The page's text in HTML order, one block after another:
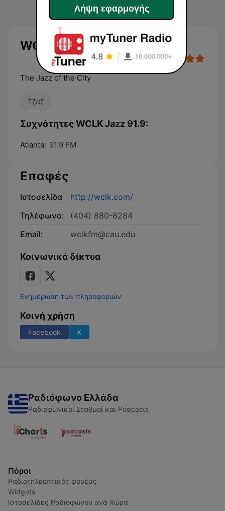
WCLK Jazz 91.9
The Jazz of the City
Τζαζ
Συχνότητες WCLK Jazz 91.9:
Atlanta: 91.9 FM
Επαφές
Ιστοσελίδα
http://wclk.com/
Τηλέφωνο:
(404) 880-8284
Email:
wclkfm@cau.edu
Κοινωνικά δίκτυα
Ενημέρωση των πληροφοριών
Κοινή χρήση
Facebook X
Ραδιόφωνο Ελλάδα
Ραδιοφωνικοί Σταθμοί και Podcasts
Πόροι
Ραδιοτηλεοπτικός φορέας
Widgets
Ιστοσελίδες Ραδιοφώνου ανά Χώρα
Λήψη εφαρμογής